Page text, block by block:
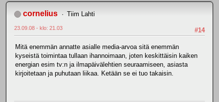
cornelius Tiim Lahti
#14
23.09.08 - klo: 21.03
Mitä enemmän annatte asialle media-arvoa sitä enemmän
kyseistä toimintaa tullaan ihannoimaan, joten keskittäisin kaiken
energian esim tv:n ja ilmapäivälehtien seuraamiseen, asiasta
kirjoitetaan ja puhutaan liikaa. Ketään se ei tuo takaisin.